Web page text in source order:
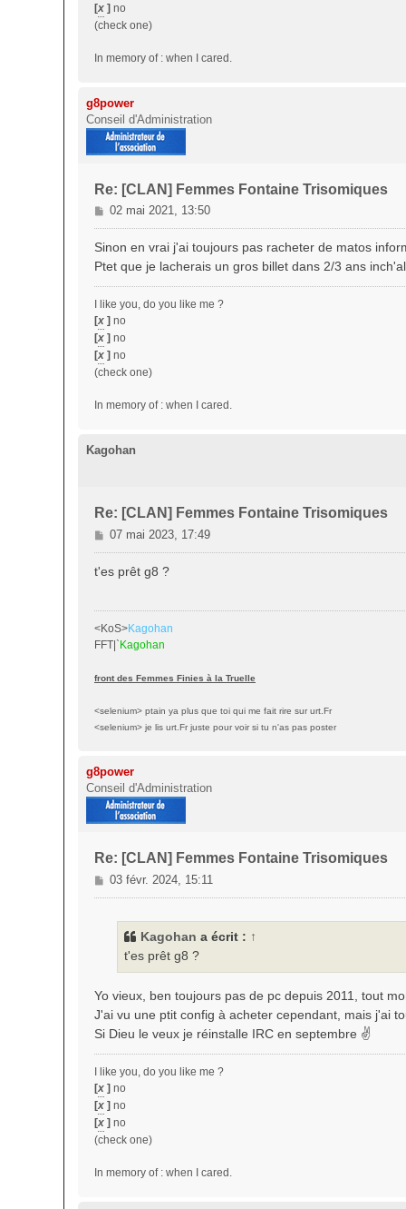
[x ] no
(check one)
In memory of : when I cared.
g8power
Conseil d'Administration
Re: [CLAN] Femmes Fontaine Trisomiques
M
e
s
a
g
e
02 mai 2021, 13:50
Sinon en vrai j'ai toujours pas racheter de matos
Ptet que je lacherais un gros billet dans 2/3 ans
I like you, do you like me ?
[x ] no
[x ] no
[x ] no
(check one)
In memory of : when I cared.
Kagohan
Re: [CLAN] Femmes Fontaine Trisomiques
M
e
s
g
e
07 mai 2023, 17:49
t'es prêt g8 ?
<KoS>Kagohan
FFT|` Kagohan
front des Femmes Finies à la Truelle
<selenium> ptain ya plus que toi qui me fait rire sur urt.Fr
<selenium> je lis urt.Fr juste pour voir si tu n'as pas poster
g8power
Conseil d'Administration
Re: [CLAN] Femmes Fontaine Trisomiques
M
e
03 févr. 2024, 15:11
Kagohan a écrit : ↑
t'es prêt g8 ?
Yo vieux, ben toujours pas de pc depuis 2011, tout
J'ai vu une ptit config à acheter cependant, mais j'ai
Si Dieu le veux je réinstalle IRC en septembre ✌️
I like you, do you like me ?
[x ] no
[x ] no
[x ] no
(check one)
In memory of : when I cared.